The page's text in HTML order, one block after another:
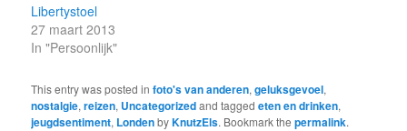
Libertystoel
27 maart 2013
In "Persoonlijk"
This entry was posted infoto's van anderen,geluksgevoel,
nostalgie,reizen, Uncategorizedand taggedeten en drinken,
jeugdsentiment, LondenbyKnutzEls. Bookmark thepermalink.